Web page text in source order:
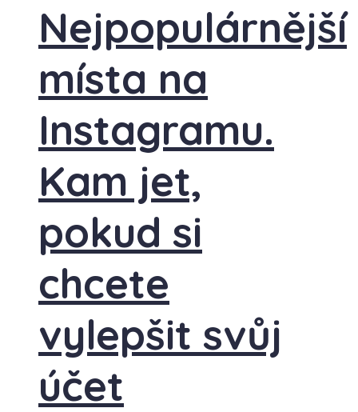
Nejpopulárnější
místa na
Instagramu.
Kam jet,
pokud si
chcete
vylepšit svůj
účet